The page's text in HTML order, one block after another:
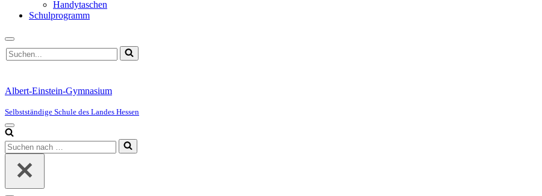
Handytaschen
Schulprogramm
Suchen
nach …
Albert-Einstein-Gymnasium
Selbstständige Schule des Landes Hessen
Navigationsmenü
Suchen
nach …